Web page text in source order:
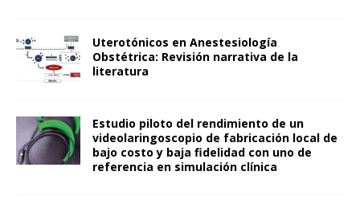
Uterotónicos en Anestesiología
Obstétrica: Revisión narrativa de la
literatura
Estudio piloto del rendimiento de un
videolaringoscopio de fabricación local de
bajo costo y baja fidelidad con uno de
referencia en simulación clínica